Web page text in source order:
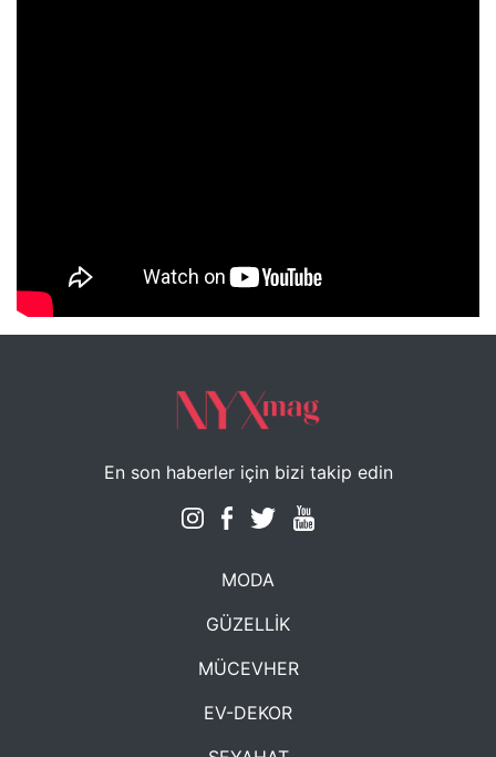
NYXmag 2. Yaş Kutlama Etkinliği
En son haberler için bizi takip edin
MODA
GÜZELLİK
MÜCEVHER
EV-DEKOR